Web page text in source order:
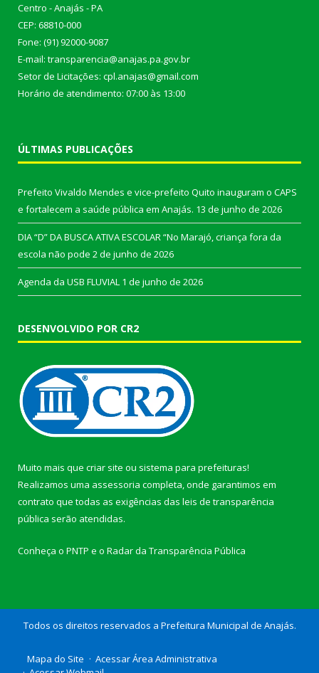
Centro - Anajás - PA
CEP: 68810-000
Fone: (91) 92000-9087
E-mail: transparencia@anajas.pa.gov.br
Setor de Licitações: cpl.anajas@gmail.com
Horário de atendimento: 07:00 às 13:00
ÚLTIMAS PUBLICAÇÕES
Prefeito Vivaldo Mendes e vice-prefeito Quito inauguram o CAPS
e fortalecem a saúde pública em Anajás. 13 de junho de 2026
DIA “D” DA BUSCA ATIVA ESCOLAR “No Marajó, criança fora da
escola não pode 2 de junho de 2026
Agenda da USB FLUVIAL 1 de junho de 2026
DESENVOLVIDO POR CR2
Muito mais que criar site ou sistema para prefeituras!
Realizamos uma assessoria completa, onde garantimos em
contrato que todas as exigências das leis de transparência
pública serão atendidas.
Conheça o PNTP e o Radar da Transparência Pública
Todos os direitos reservados a Prefeitura Municipal de Anajás.
Mapa do Site
Acessar Área Administrativa